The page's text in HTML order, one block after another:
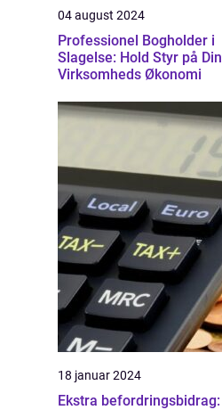
04 august 2024
Professionel Bogholder i
Slagelse: Hold Styr på Din
Virksomheds Økonomi
18 januar 2024
Ekstra befordringsbidrag: